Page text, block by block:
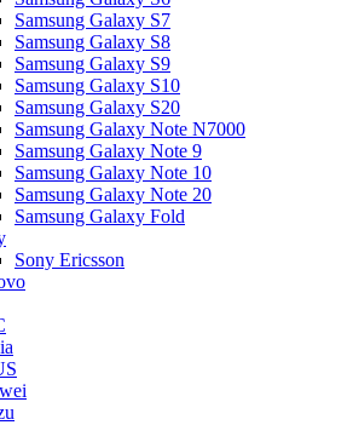
Samsung Galaxy S7
Samsung Galaxy S8
Samsung Galaxy S9
Samsung Galaxy S10
Samsung Galaxy S20
Samsung Galaxy Note N7000
Samsung Galaxy Note 9
Samsung Galaxy Note 10
Samsung Galaxy Note 20
Samsung Galaxy Fold
Sony Ericsson